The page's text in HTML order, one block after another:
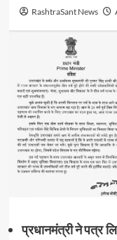
RashtraSant News
प्रधानमंत्री ने पत्र